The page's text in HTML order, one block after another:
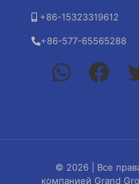
+86-15323319612
+86-577-65565288
© 2026 | Все
компанией Grand